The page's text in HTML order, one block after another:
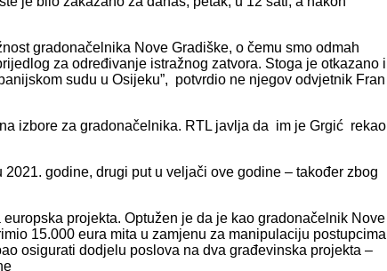
gradonačelnika Nove Gradiške, o čemu smo odmah
za određivanje istražnog zatvora. Stoga je otkazano i
sudu u Osijeku”, potvrdio ne njegov odvjetnik Fran
izbore za gradonačelnika. RTL javlja da im je Grgić rekao
godine, drugi put u veljači ove godine – također zbog
projekta. Optužen je da je kao gradonačelnik Nove
15.000 eura mita u zamjenu za manipulaciju postupcima
osigurati dodjelu poslova na dva građevinska projekta –